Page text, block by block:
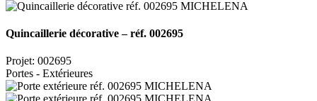
Quincaillerie décorative – réf. 002695
Projet: 002695
Portes - Extérieures